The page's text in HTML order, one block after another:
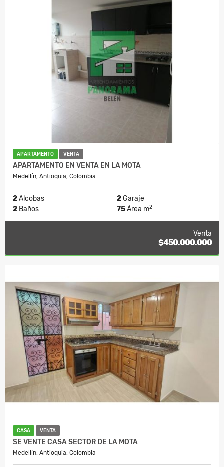
APARTAMENTO VENTA
APARTAMENTO EN VENTA EN LA MOTA
Medellín, Antioquia, Colombia
2Alcobas 2Garaje
2 Baños 75Área m2
Venta
$450.000.000
CASA VENTA
SE VENTE CASA SECTOR DE LA MOTA
Medellín, Antioquia, Colombia